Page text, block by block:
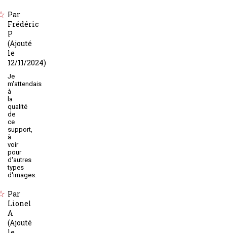
Par
Frédéric
P
(Ajouté
le
12/11/2024)
Je
m'attendais
à
la
qualité
de
ce
support,
à
voir
pour
d'autres
types
d'images.
Par
Lionel
A
(Ajouté